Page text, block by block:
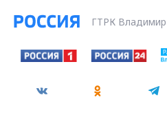
ГТРК Владимир